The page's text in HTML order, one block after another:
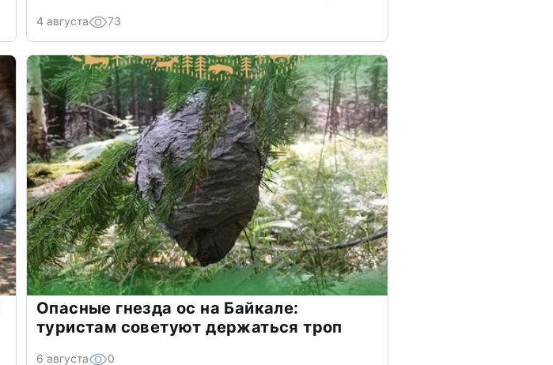
4 августа 73
Опасные гнезда ос на Байкале:
туристам советуют держаться троп
6 августа 0